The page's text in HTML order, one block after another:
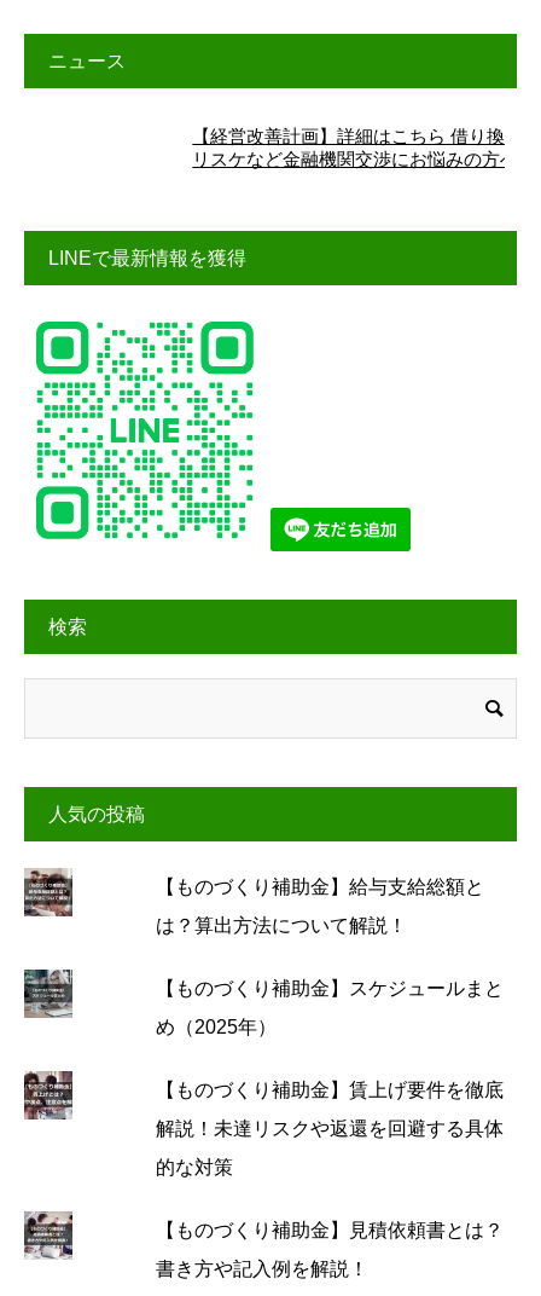
ニュース
【経営改善計画】詳細はこちら 借り換え、
リスケなど金融機関交渉にお悩みの方へ
LINEで最新情報を獲得
検索
人気の投稿
【ものづくり補助金】給与支給総額と
は？算出方法について解説！
【ものづくり補助金】スケジュールまと
め（2025年）
【ものづくり補助金】賃上げ要件を徹底
解説！未達リスクや返還を回避する具体
的な対策
【ものづくり補助金】見積依頼書とは？
書き方や記入例を解説！